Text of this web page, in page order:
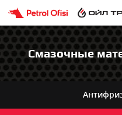
Смазочные